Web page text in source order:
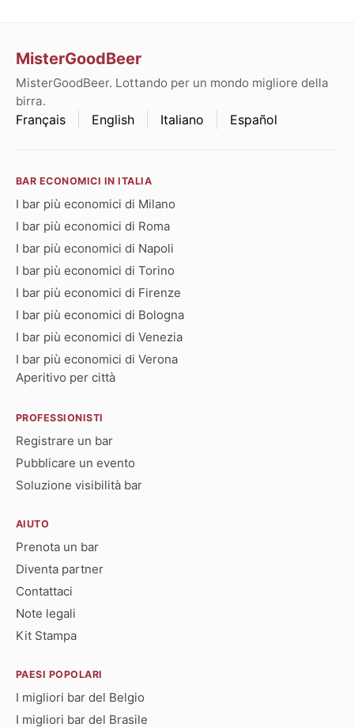
MisterGoodBeer
MisterGoodBeer. Lottando per un mondo migliore della
birra.
Français English Italiano Español
BAR ECONOMICI IN ITALIA
I bar più economici di Milano
I bar più economici di Roma
I bar più economici di Napoli
I bar più economici di Torino
I bar più economici di Firenze
I bar più economici di Bologna
I bar più economici di Venezia
I bar più economici di Verona
Aperitivo per città
PROFESSIONISTI
Registrare un bar
Pubblicare un evento
Soluzione visibilità bar
AIUTO
Prenota un bar
Diventa partner
Contattaci
Note legali
Kit Stampa
PAESI POPOLARI
I migliori bar del Belgio
I migliori bar del Brasile